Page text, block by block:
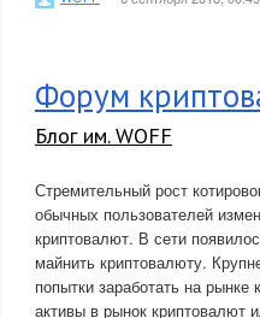
Форум
Блог им. WOFF
Стремительный рост
обычных пользователей
криптовалют. В сети
майнить криптовалюту.
попытки заработать на
активы в рынок криптовалют